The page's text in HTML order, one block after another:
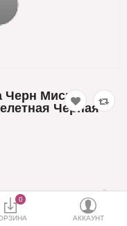
0
АККАУНТ
Черн Миска,
Черная